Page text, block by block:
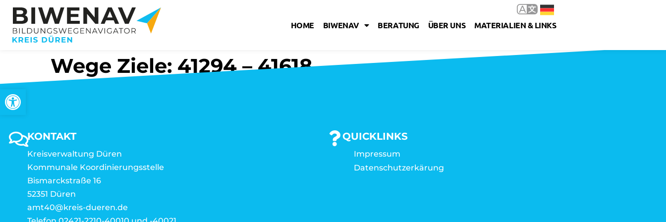
Werkzeugleiste öffnen
HOME BIWENAV BERATUNG ÜBER UNS MATERIALIEN & LINKS
Wege Ziele: 41294 – 41618
KONTAKT
Kreisverwaltung Düren
Kommunale Koordinierungsstelle
Bismarckstraße 16
52351 Düren
amt40@kreis-dueren.de
QUICKLINKS
Impressum
Datenschutzerkärung